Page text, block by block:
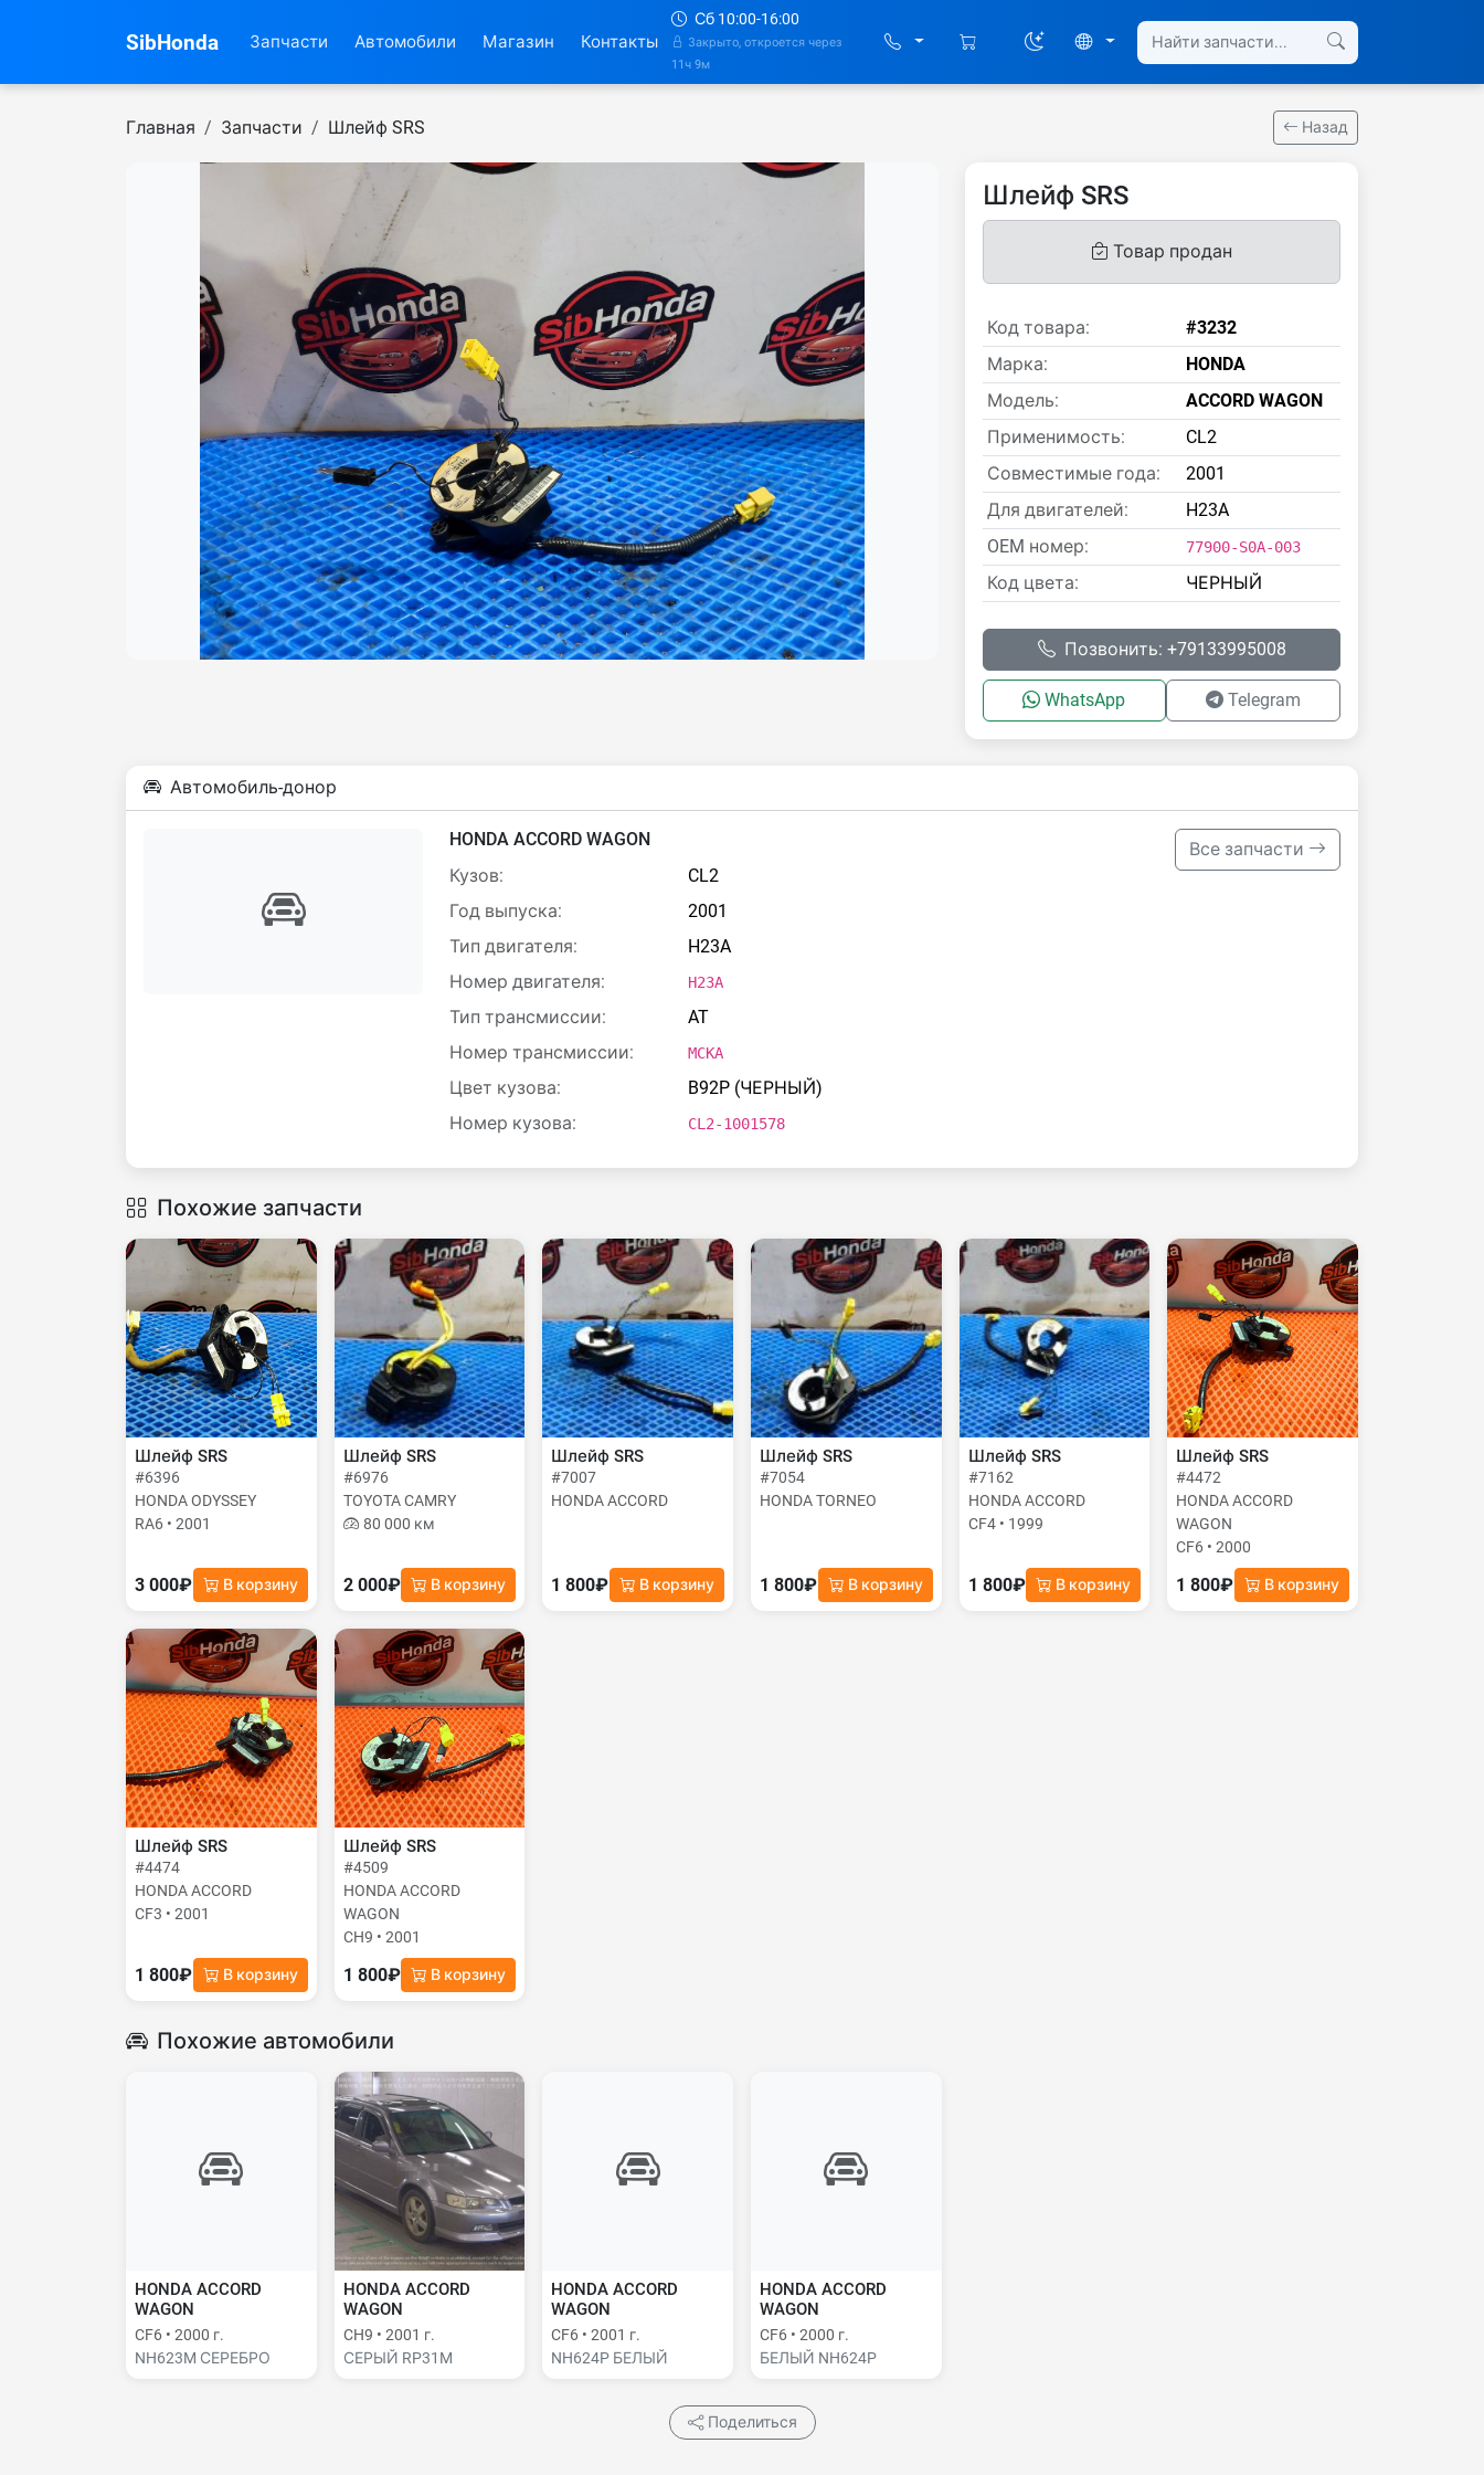
SibHonda Запчасти Автомобили Магазин Контакты
Сб 10:00-16:00
Закрыто, откроется через
11ч 9м
Главная Запчасти Шлейф SRS Назад
Шлейф SRS
Товар продан
Код товара:
#3232
Марка:
HONDA
Модель:
ACCORD WAGON
Применимость:
CL2
Совместимые года:
2001
Для двигателей:
H23A
OEM номер:
77900-S0A-003
Код цвета: ЧЕРНЫЙ
Позвонить: +79133995008
WhatsApp Telegram
Автомобиль-донор
HONDA ACCORD WAGON
Кузов:
CL2
Год выпуска:
2001
Тип двигателя:
H23A
Номер двигателя:
H23A
Тип трансмиссии:
AT
Номер трансмиссии:
MCKA
Цвет кузова:
B92P (ЧЕРНЫЙ)
Номер кузова:
CL2-1001578
Все запчасти
Похожие запчасти
Шлейф SRS
#6396
HONDA ODYSSEY
RA6 • 2001
3 000₽ В корзину
Шлейф SRS
#6976
TOYOTA CAMRY
80 000 км
2 000₽ В корзину
Шлейф SRS
#7007
HONDA ACCORD
1 800₽ В корзину
Шлейф SRS
#7054
HONDA TORNEO
1 800₽ В корзину
Шлейф SRS
#7162
HONDA ACCORD
CF4 • 1999
1 800₽ В корзину
Шлейф SRS
#4472
HONDA ACCORD
WAGON
CF6 • 2000
1 800₽ В корзину
Шлейф SRS
#4474
HONDA ACCORD
CF3 • 2001
1 800₽ В корзину
Шлейф SRS
#4509
HONDA ACCORD
WAGON
CH9 • 2001
1 800₽ В корзину
Похожие автомобили
HONDA ACCORD
WAGON
CF6 • 2000 г.
NH623M СЕРЕБРО
HONDA ACCORD
WAGON
CH9 • 2001 г.
СЕРЫЙ RP31M
HONDA ACCORD
WAGON
CF6 • 2001 г.
NH624P БЕЛЫЙ
HONDA ACCORD
WAGON
CF6 • 2000 г.
БЕЛЫЙ NH624P
Поделиться